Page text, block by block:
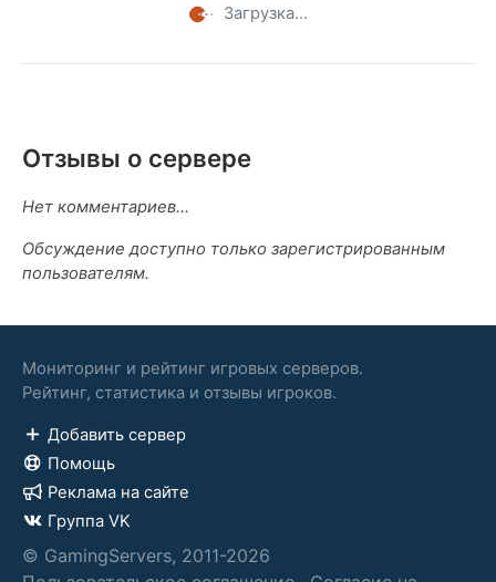
Загрузка...
Отзывы о сервере
Нет комментариев...
Обсуждение доступно только зарегистрированным
пользователям.
Мониторинг и рейтинг игровых серверов.
Рейтинг, статистика и отзывы игроков.
Добавить сервер
Помощь
Реклама на сайте
Группа VK
© GamingServers, 2011-2026